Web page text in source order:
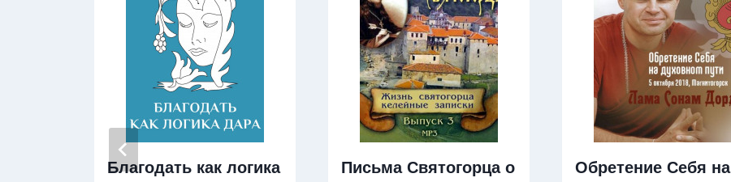
Благодать как логика
Письма Святогорца о
Обретение Себя на